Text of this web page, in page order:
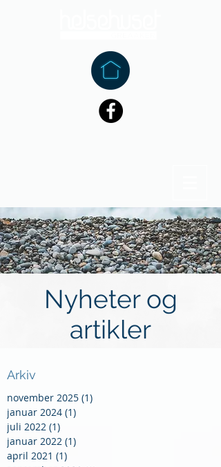
Nyheter og
artikler
Arkiv
november 2025 (1)
januar 2024 (1)
juli 2022 (1)
januar 2022 (1)
april 2021 (1)